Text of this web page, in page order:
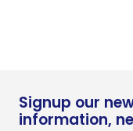
Signup our
information,